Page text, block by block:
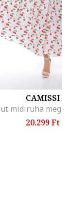
CAMISSI
20.299 Ft